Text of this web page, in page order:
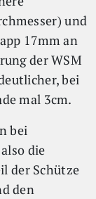
und
17mm an
der WSM
bei
mal 3cm.
bei
die
der Schütze
den